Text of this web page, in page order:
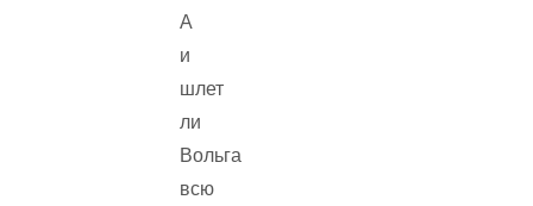
А
и
шлет
ли
Вольга
всю